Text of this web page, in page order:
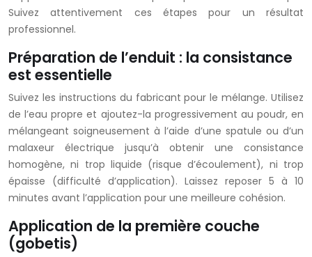
Suivez attentivement ces étapes pour un résultat
professionnel.
Préparation de l’enduit : la consistance
est essentielle
Suivez les instructions du fabricant pour le mélange. Utilisez
de l’eau propre et ajoutez-la progressivement au poudr, en
mélangeant soigneusement à l’aide d’une spatule ou d’un
malaxeur électrique jusqu’à obtenir une consistance
homogène, ni trop liquide (risque d’écoulement), ni trop
épaisse (difficulté d’application). Laissez reposer 5 à 10
minutes avant l’application pour une meilleure cohésion.
Application de la première couche
(gobetis)